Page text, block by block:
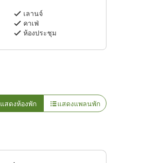
เลานจ์
คาเฟ่
ห้องประชุม
แสดงห้องพัก แสดงแพลนพัก